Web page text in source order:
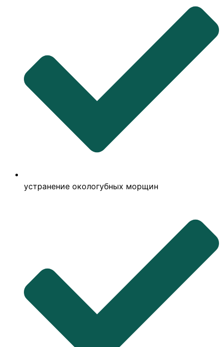
устранение окологубных морщин